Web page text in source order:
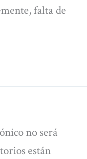
falta de
no será
están